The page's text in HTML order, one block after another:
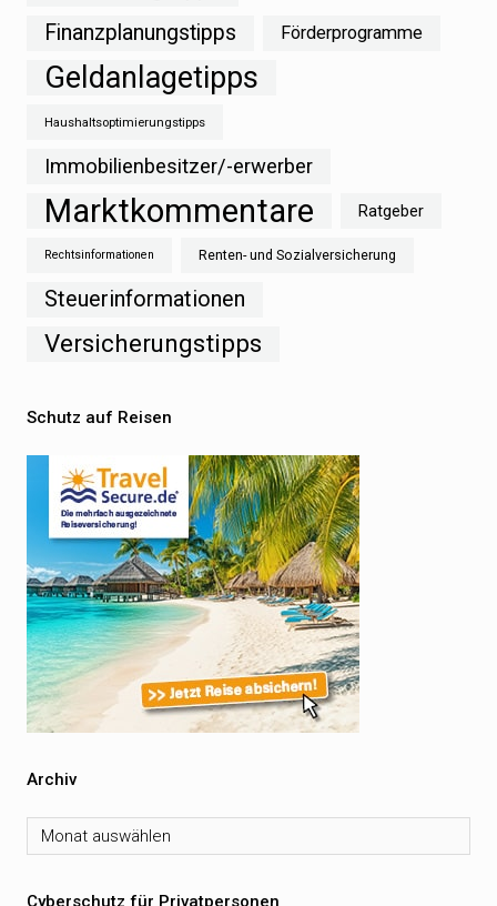
Finanzplanungstipps
Förderprogramme
Geldanlagetipps
Haushaltsoptimierungstipps
Immobilienbesitzer/-erwerber
Marktkommentare Ratgeber
Rechtsinformationen Renten- und Sozialversicherung
Steuerinformationen
Versicherungstipps
Schutz auf Reisen
Archiv
Archiv
Cyberschutz für Privatpersonen